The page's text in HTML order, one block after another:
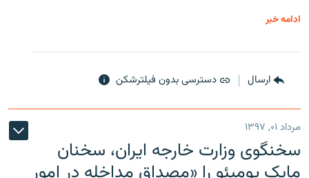
ادامه خبر
ارسال دسترسی بدون فیلترشکن
مرداد ۰۱, ۱۳۹۷
سخنگوی وزارت خارجه ایران، سخنان